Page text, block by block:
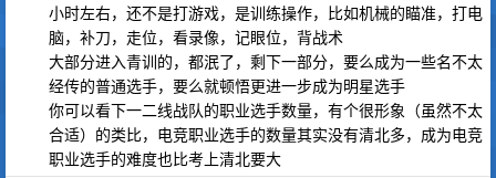
小时左右，还不是打游戏，是训练操作，比如机械的瞄准，打电
脑，补刀，走位，看录像，记眼位，背战术
大部分进入青训的，都泯了，剩下一部分，要么成为一些名不太
经传的普通选手，要么就顿悟更进一步成为明星选手
你可以看下一二线战队的职业选手数量，有个很形象（虽然不太
合适）的类比，电竞职业选手的数量其实没有清北多，成为电竞
职业选手的难度也比考上清北要大